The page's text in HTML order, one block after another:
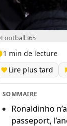
1 min de lecture
Lire plus tard
SOMMAIRE
Ronaldinho
passeport,